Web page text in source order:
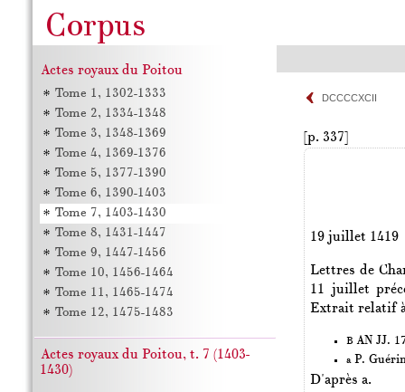
DCCCCXCII
[p. 337]
19 juillet 1419
Lettres de
11 juillet
Extrait relatif à
B AN JJ.
aP.
D'après a.
Actes royaux du Poitou
Tome 1, 1302-1333
Tome 2, 1334-1348
Tome 3, 1348-1369
Tome 4, 1369-1376
Tome 5, 1377-1390
Tome 6, 1390-1403
Tome 7, 1403-1430
Tome 8, 1431-1447
Tome 9, 1447-1456
Tome 10, 1456-1464
Tome 11, 1465-1474
Tome 12, 1475-1483
Actes royaux du Poitou, t. 7 (1403-
1430)